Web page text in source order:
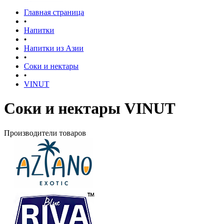
Главная страница
•
Напитки
•
Напитки из Азии
•
Соки и нектары
•
VINUT
Соки и нектары VINUT
Производители товаров